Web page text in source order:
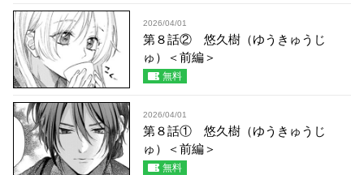
2026/04/01
第８話② 悠久樹（ゆうきゅうじ
ゅ）＜前編＞
無料
2026/04/01
第８話① 悠久樹（ゆうきゅうじ
ゅ）＜前編＞
無料